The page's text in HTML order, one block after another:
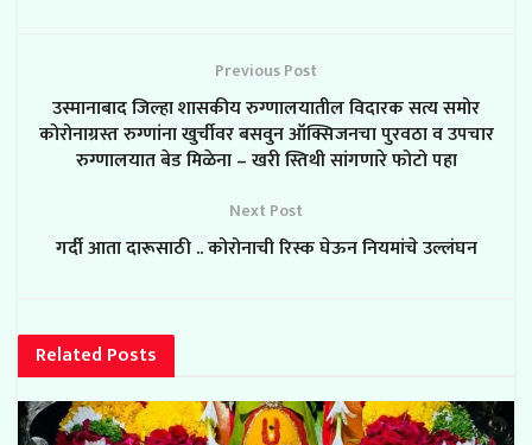
Previous Post
उस्मानाबाद जिल्हा शासकीय रुग्णालयातील विदारक सत्य समोर
कोरोनाग्रस्त रुग्णांना खुर्चीवर बसवुन ऑक्सिजनचा पुरवठा व उपचार
रुग्णालयात बेड मिळेना – खरी स्तिथी सांगणारे फोटो पहा
Next Post
गर्दी आता दारूसाठी .. कोरोनाची रिस्क घेऊन नियमांचे उल्लंघन
Related Posts